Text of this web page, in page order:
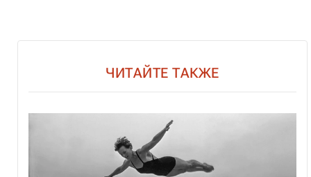
ЧИТАЙТЕ ТАКЖЕ